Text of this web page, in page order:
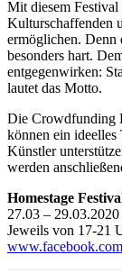
Mit diesem
Kulturschaffenden
ermöglichen.
besonders hart.
entgegenwirken:
lautet das Motto.
Die Crowdfunding
können ein ideelles
Künstler
werden
Homestage
27.03 – 29.03.2020
Jeweils von 17-21